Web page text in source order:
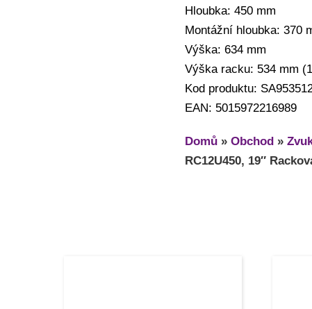
Hloubka: 450 mm
Montážní hloubka: 370
Výška: 634 mm
Výška racku: 534 mm
Kod produktu:
EAN: 5015972216989
Domů » Obchod »
RC12U450, 19″